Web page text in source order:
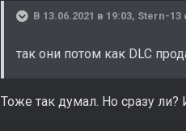
В 13.06.2021 в 19:03, Stern-13
так они потом как DLC
Тоже так думал. Но сразу ли?